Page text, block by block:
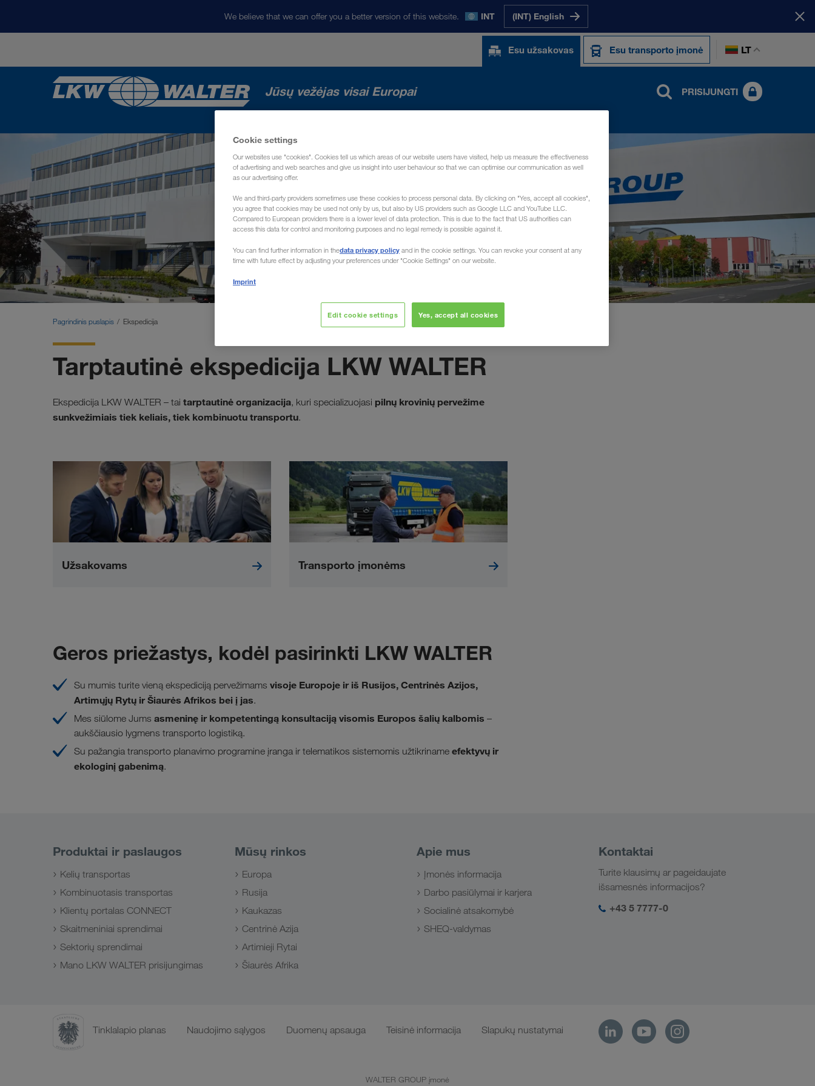
We believe that we can offer you a better version of this website. INT (INT) English
Esu užsakovas Esu transporto įmonė LT
Jūsų vežėjas visai Europai PRISIJUNGTI
Pagrindinis puslapis Ekspedicija
Tarptautinė ekspedicija LKW WALTER
Ekspedicija LKW WALTER – tai tarptautinė organizacija, kuri specializuojasi pilnų krovinių pervežime
sunkvežimiais tiek keliais, tiek kombinuotu transportu.
Užsakovams Transporto įmonėms
Geros priežastys, kodėl pasirinkti LKW WALTER
Su mumis turite vieną ekspediciją pervežimams visoje Europoje ir iš Rusijos, Centrinės Azijos,
Artimųjų Rytų ir Šiaurės Afrikos bei į jas.
Mes siūlome Jums asmeninę ir kompetentingą konsultaciją visomis Europos šalių kalbomis –
aukščiausio lygmens transporto logistiką.
Su pažangia transporto planavimo programine įranga ir telematikos sistemomis užtikriname efektyvų ir
ekologinį gabenimą.
Produktai ir paslaugos
Kelių transportas
Kombinuotasis transportas
Klientų portalas CONNECT
Skaitmeniniai sprendimai
Sektorių sprendimai
Mano LKW WALTER prisijungimas
Mūsų rinkos
Europa
Rusija
Kaukazas
Centrinė Azija
Artimieji Rytai
Šiaurės Afrika
Apie mus
Įmonės informacija
Darbo pasiūlymai ir karjera
Socialinė atsakomybė
SHEQ-valdymas
Kontaktai
Turite klausimų ar pageidaujate
išsamesnės informacijos?
+43 5 7777-0
Tinklalapio planas Naudojimo sąlygos Duomenų apsauga Teisinė informacija Slapukų nustatymai
WALTER GROUP įmonė
Cookie settings
Our websites use "cookies". Cookies tell us which areas of our website users have visited, help us measure the effectiveness
of advertising and web searches and give us insight into user behaviour so that we can optimise our communication as well
as our advertising offer.
We and third-party providers sometimes use these cookies to process personal data. By clicking on "Yes, accept all cookies",
you agree that cookies may be used not only by us, but also by US providers such as Google LLC and YouTube LLC.
Compared to European providers there is a lower level of data protection. This is due to the fact that US authorities can
access this data for control and monitoring purposes and no legal remedy is possible against it.
You can find further information in thedata privacy policy and in the cookie settings. You can revoke your consent at any
time with future effect by adjusting your preferences under "Cookie Settings" on our website.
Imprint
Edit cookie settings Yes, accept all cookies